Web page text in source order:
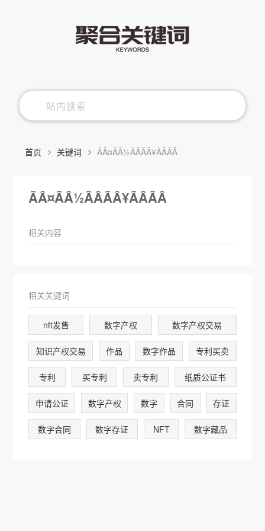
首页 关键词 ÃÂ¤ÃÂ½ÃÂÃÂ¥ÃÂÃÂ
ÃÂ¤ÃÂ½ÃÂÃÂ¥ÃÂÃÂ
相关内容
相关关键词
nft发售 数字产权 数字产权交易
知识产权交易 作品 数字作品 专利买卖
专利 买专利 卖专利 纸质公证书
申请公证 数字产权 数字 合同 存证
数字合同 数字存证 NFT 数字藏品